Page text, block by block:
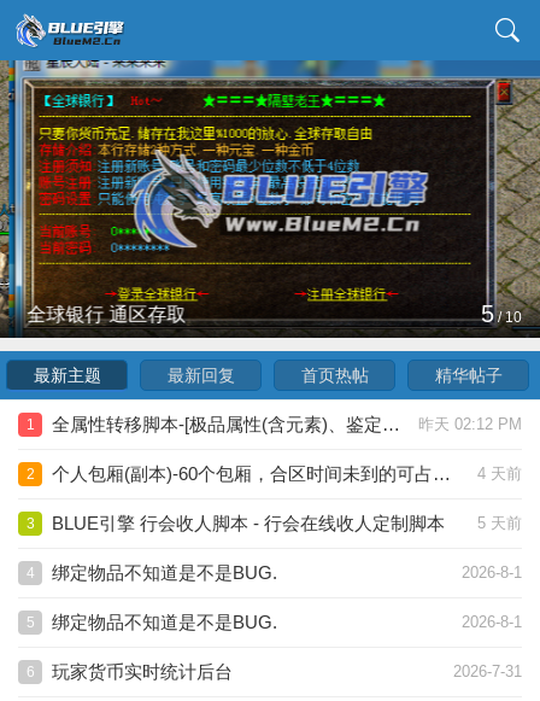
全球银行 通区存取 5/10
最新主题 最新回复 首页热帖 精华帖子
昨天 02:12 PM
1 全属性转移脚本-[极品属性(含元素)、鉴定属性，可分开转移，灵活选择]
4 天前
2 个人包厢(副本)-60个包厢，合区时间未到的可占领无主包厢
5 天前
3 BLUE引擎 行会收人脚本 - 行会在线收人定制脚本
2026-8-1
4 绑定物品不知道是不是BUG.
2026-8-1
5 绑定物品不知道是不是BUG.
2026-7-31
6 玩家货币实时统计后台